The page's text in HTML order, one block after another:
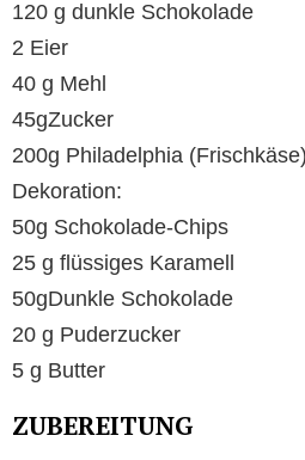
120 g dunkle Schokolade
2 Eier
40 g Mehl
45gZucker
200g Philadelphia (Frischkäse)
Dekoration:
50g Schokolade-Chips
25 g flüssiges Karamell
50gDunkle Schokolade
20 g Puderzucker
5 g Butter
ZUBEREITUNG